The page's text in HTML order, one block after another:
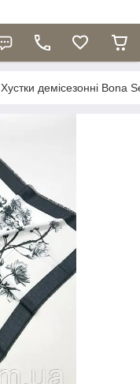
Хустки демісезонні Bona